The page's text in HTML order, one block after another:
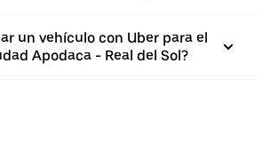
un vehículo con Uber para el
Apodaca - Real del Sol?